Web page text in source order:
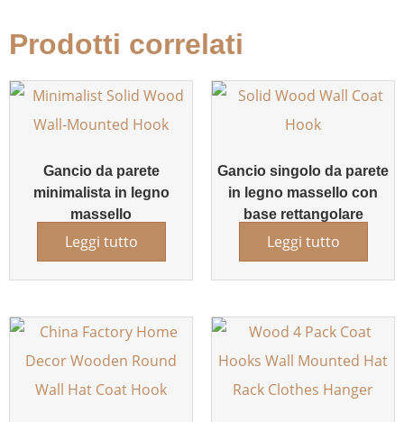
Prodotti correlati
Gancio da parete
minimalista in legno
massello
Leggi tutto
Gancio singolo da parete
in legno massello con
base rettangolare
Leggi tutto